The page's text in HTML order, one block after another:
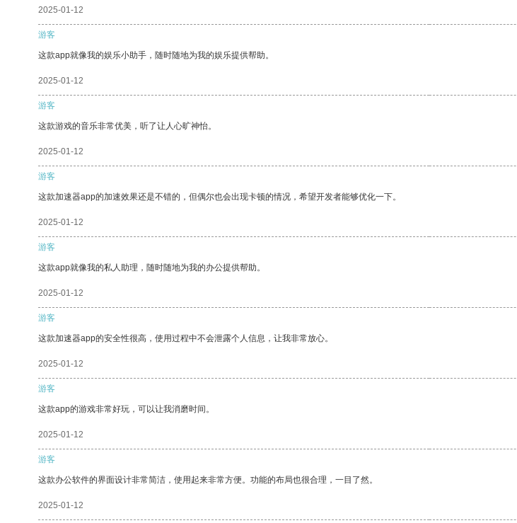
2025-01-12
游客
这款app就像我的娱乐小助手，随时随地为我的娱乐提供帮助。
2025-01-12
游客
这款游戏的音乐非常优美，听了让人心旷神怡。
2025-01-12
游客
这款加速器app的加速效果还是不错的，但偶尔也会出现卡顿的情况，希望开发者能够优化一下。
2025-01-12
游客
这款app就像我的私人助理，随时随地为我的办公提供帮助。
2025-01-12
游客
这款加速器app的安全性很高，使用过程中不会泄露个人信息，让我非常放心。
2025-01-12
游客
这款app的游戏非常好玩，可以让我消磨时间。
2025-01-12
游客
这款办公软件的界面设计非常简洁，使用起来非常方便。功能的布局也很合理，一目了然。
2025-01-12